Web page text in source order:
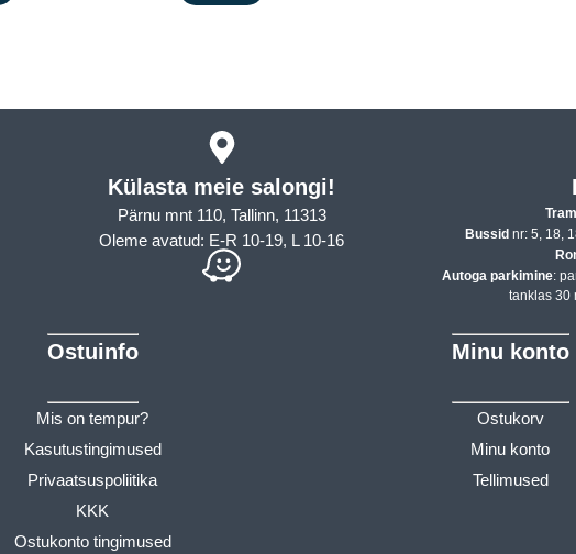
Külasta meie salongi!
Pärnu mnt 110, Tallinn, 11313
Oleme avatud: E-R 10-19, L 10-16
Bussidnr: 5, 18,
Autoga parkimine:
tanklas 30
Ostuinfo
Mis on tempur?
Kasutustingimused
Privaatsuspoliitika
KKK
Ostukonto tingimused
Minu konto
Ostukorv
Minu konto
Tellimused